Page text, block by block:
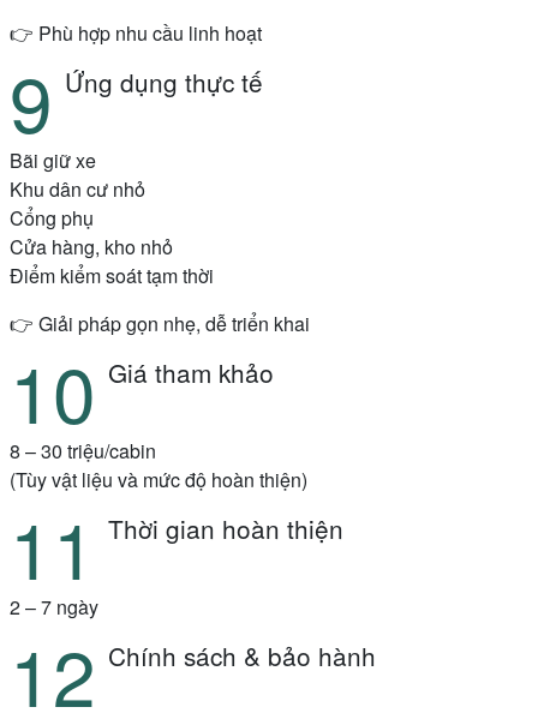
👉 Phù hợp nhu cầu linh hoạt
Ứng dụng thực tế
Bãi giữ xe
Khu dân cư nhỏ
Cổng phụ
Cửa hàng, kho nhỏ
Điểm kiểm soát tạm thời
👉 Giải pháp gọn nhẹ, dễ triển khai
Giá tham khảo
8 – 30 triệu/cabin
(Tùy vật liệu và mức độ hoàn thiện)
Thời gian hoàn thiện
2 – 7 ngày
Chính sách & bảo hành